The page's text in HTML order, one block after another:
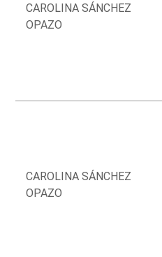
CAROLINA SÁNCHEZ
OPAZO
CAROLINA SÁNCHEZ
OPAZO